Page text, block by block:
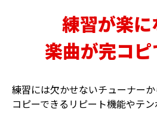
DELAY
練習が楽に
楽曲が完コピ
練習には欠かせないチューナー
コピーできるリピート機能やテ